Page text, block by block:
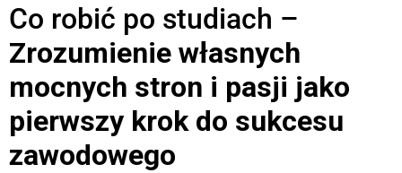
Co robić po studiach –
Zrozumienie własnych
mocnych stron i pasji jako
pierwszy krok do sukcesu
zawodowego